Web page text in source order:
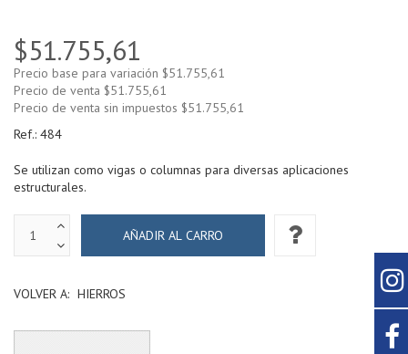
$51.755,61
Precio base para variación $51.755,61
Precio de venta $51.755,61
Precio de venta sin impuestos $51.755,61
Ref.: 484
Se utilizan como vigas o columnas para diversas aplicaciones
estructurales.
VOLVER A: HIERROS